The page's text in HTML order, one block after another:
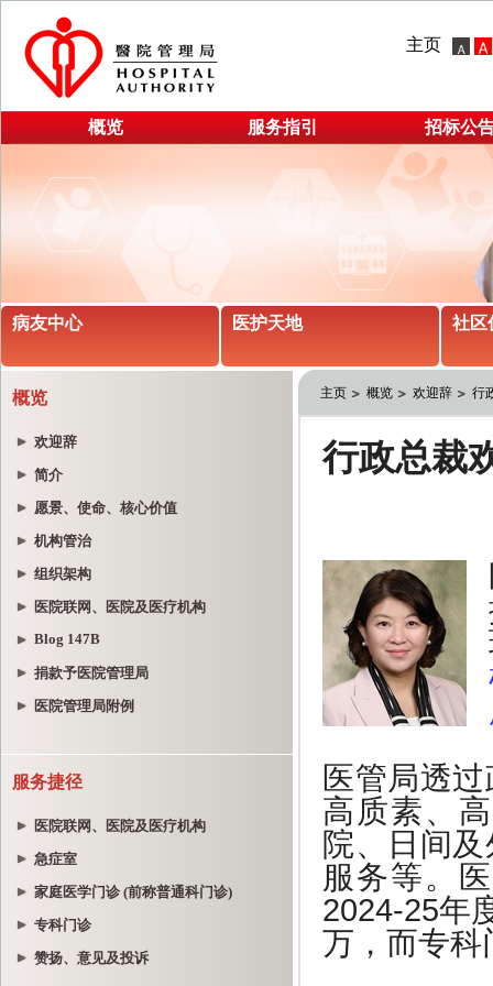
主页
概览 服务指引 招标公
病友中心 医护天地 社区
概览
欢迎辞
简介
愿景、使命、核心价值
机构管治
组织架构
医院联网、医院及医疗机构
Blog 147B
捐款予医院管理局
医院管理局附例
服务捷径
医院联网、医院及医疗机构
急症室
家庭医学门诊 (前称普通科门诊)
专科门诊
赞扬、意见及投诉
主页 概览 欢迎辞 行